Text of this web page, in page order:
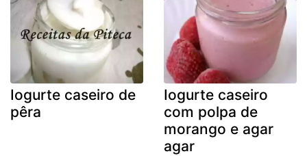
Iogurte caseiro de
pêra
Iogurte caseiro
com polpa de
morango e agar
agar